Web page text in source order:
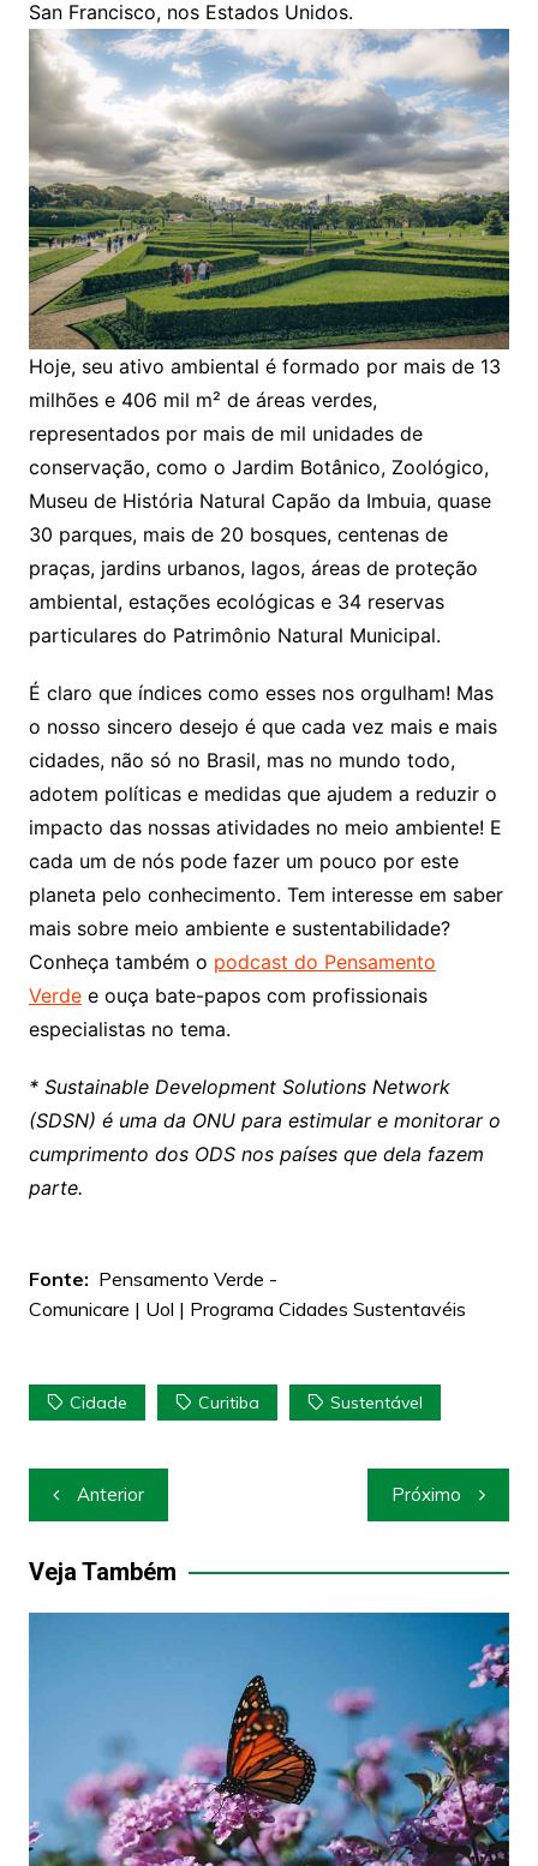
San Francisco, nos Estados Unidos.
Hoje, seu ativo ambiental é formado por mais de 13
milhões e 406 mil m² de áreas verdes,
representados por mais de mil unidades de
conservação, como o Jardim Botânico, Zoológico,
Museu de História Natural Capão da Imbuia, quase
30 parques, mais de 20 bosques, centenas de
praças, jardins urbanos, lagos, áreas de proteção
ambiental, estações ecológicas e 34 reservas
particulares do Patrimônio Natural Municipal.
É claro que índices como esses nos orgulham! Mas
o nosso sincero desejo é que cada vez mais e mais
cidades, não só no Brasil, mas no mundo todo,
adotem políticas e medidas que ajudem a reduzir o
impacto das nossas atividades no meio ambiente! E
cada um de nós pode fazer um pouco por este
planeta pelo conhecimento. Tem interesse em saber
mais sobre meio ambiente e sustentabilidade?
Conheça também o podcast do Pensamento
Verdee ouça bate-papos com profissionais
especialistas no tema.
* Sustainable Development Solutions Network
(SDSN) é uma da ONU para estimular e monitorar o
cumprimento dos ODS nos países que dela fazem
parte.
Fonte: Pensamento Verde -
Comunicare | Uol | Programa Cidades Sustentavéis
Cidade Curitiba Sustentável
Navegação
de
Post
Anterior Próximo
Veja Também